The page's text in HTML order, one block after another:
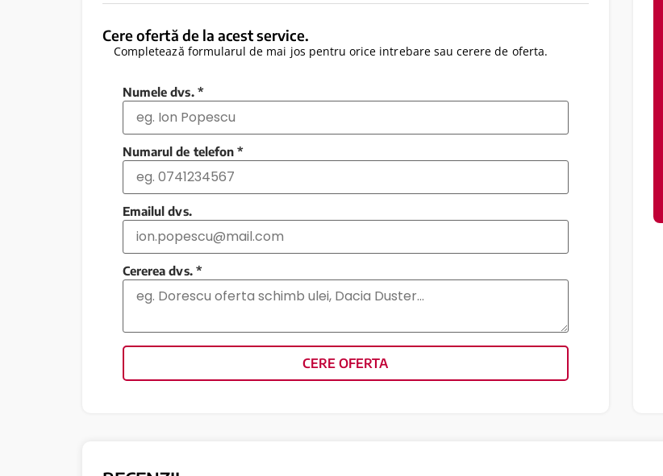
Cere ofertă de la acest service.
Completează formularul de mai jos pentru orice intrebare sau cerere de oferta.
Numele dvs. *
Numarul de telefon *
Emailul dvs.
Cererea dvs. *
CERE OFERTA